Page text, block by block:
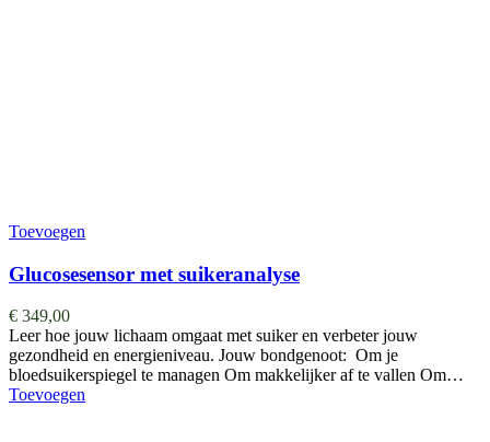
Toevoegen
Glucosesensor met suikeranalyse
€ 349,00
Leer hoe jouw lichaam omgaat met suiker en verbeter jouw
gezondheid en energieniveau. Jouw bondgenoot: Om je
bloedsuikerspiegel te managen Om makkelijker af te vallen Om…
Toevoegen